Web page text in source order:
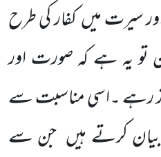
سیرت میںکفار کی طرح
تو یہ ہے کہ صورت اور
رہے ۔اسی مناسبت سے
کرتے ہیں جن سے